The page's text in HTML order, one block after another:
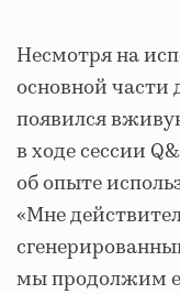
Несмотря на
основной
появился
в ходе сессии
об опыте
«Мне
мы продолжим